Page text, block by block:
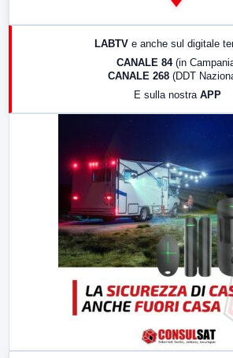
LABTV e anche sul digitale
CANALE 84 (in
CANALE 268 (DDT
E sulla nostra APP